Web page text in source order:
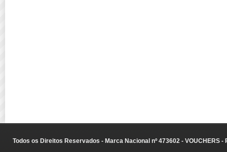
Todos os Direitos Reservados - Marca Nacional nº 473602 - VOUCHERS